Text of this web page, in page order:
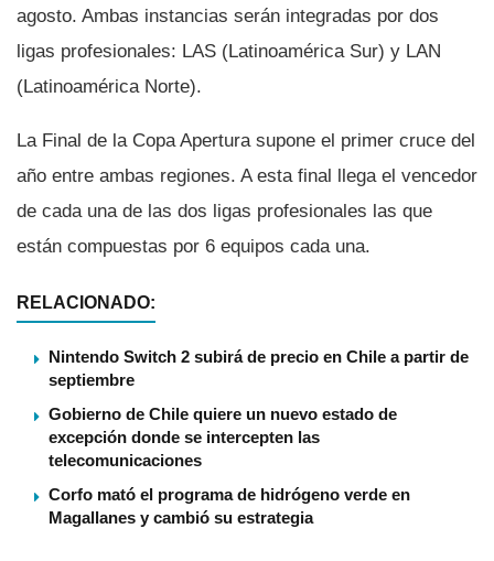
agosto. Ambas instancias serán integradas por dos
ligas profesionales: LAS (Latinoamérica Sur) y LAN
(Latinoamérica Norte).
La Final de la Copa Apertura supone el primer cruce del
año entre ambas regiones. A esta final llega el vencedor
de cada una de las dos ligas profesionales las que
están compuestas por 6 equipos cada una.
RELACIONADO:
Nintendo Switch 2 subirá de precio en Chile a partir de
septiembre
Gobierno de Chile quiere un nuevo estado de
excepción donde se intercepten las
telecomunicaciones
Corfo mató el programa de hidrógeno verde en
Magallanes y cambió su estrategia